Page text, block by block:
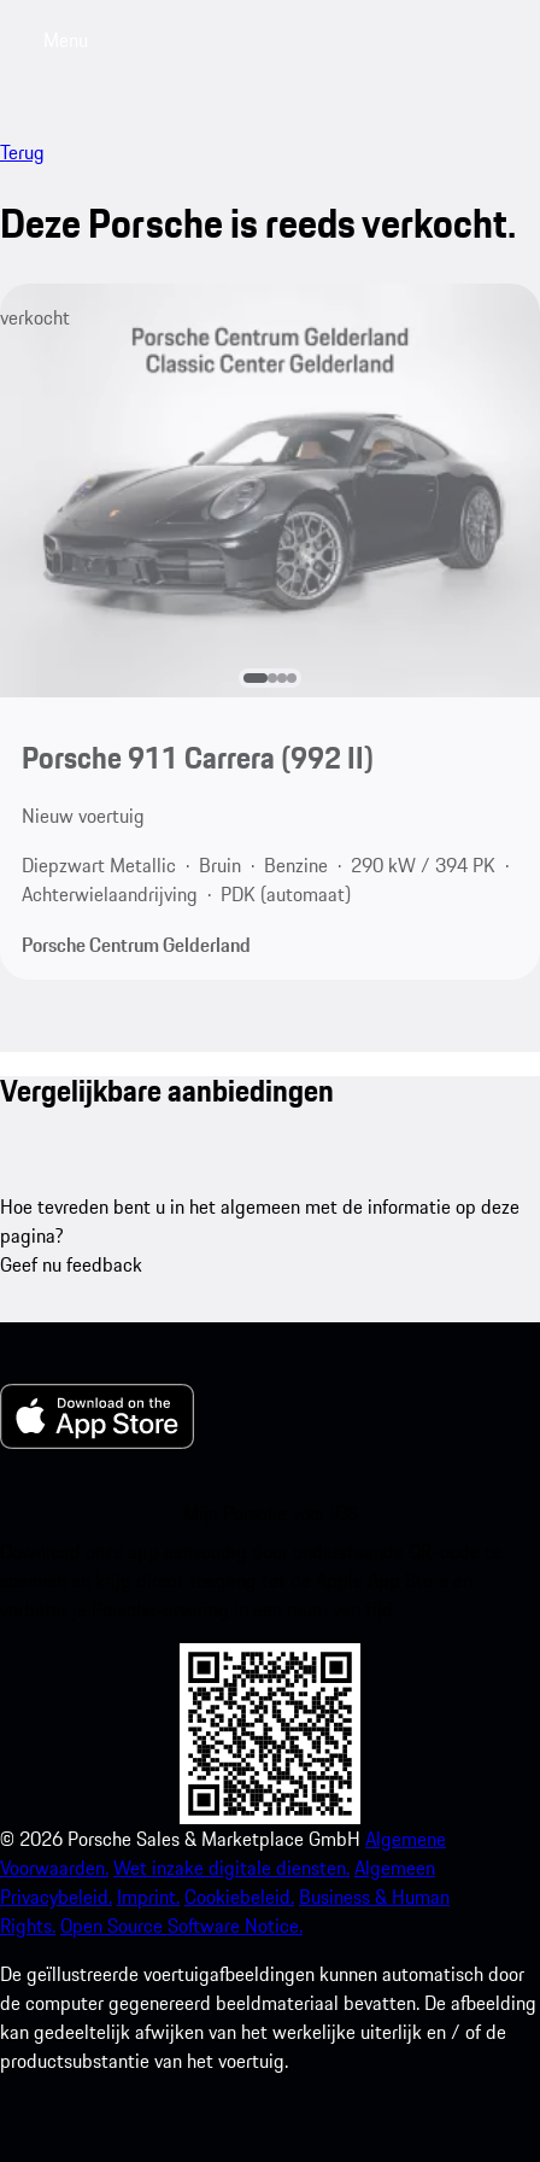
Terug
Deze Porsche is reeds verkocht.
verkocht
Porsche 911 Carrera(992 II)
Nieuw voertuig
Diepzwart Metallic
Bruin Benzine
290 kW / 394 PK
Achterwielaandrijving
PDK (automaat)
Porsche Centrum Gelderland
Vergelijkbare aanbiedingen
Hoe tevreden bent u in het algemeen met de informatie op deze
pagina?
Geef nu feedback
© 2026 Porsche Sales & Marketplace GmbH Algemene
Voorwaarden.Wet inzake digitale diensten.Algemeen
Privacybeleid. Imprint.Cookiebeleid. Business & Human
Rights.Open Source Software Notice.
De geïllustreerde voertuigafbeeldingen kunnen automatisch door
de computer gegenereerd beeldmateriaal bevatten. De afbeelding
kan gedeeltelijk afwijken van het werkelijke uiterlijk en / of de
productsubstantie van het voertuig.